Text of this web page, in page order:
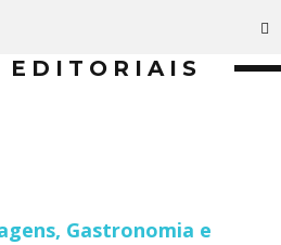
Gastronomia e